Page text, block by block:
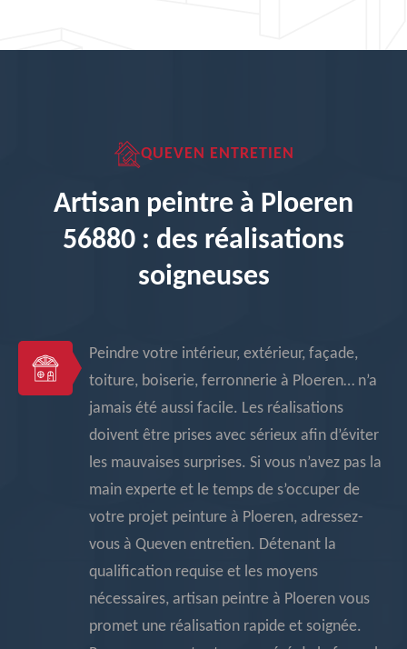
QUEVEN ENTRETIEN
Artisan peintre à Ploeren
56880 : des réalisations
soigneuses
Peindre votre intérieur, extérieur, façade,
toiture, boiserie, ferronnerie à Ploeren… n’a
jamais été aussi facile. Les réalisations
doivent être prises avec sérieux afin d’éviter
les mauvaises surprises. Si vous n’avez pas la
main experte et le temps de s’occuper de
votre projet peinture à Ploeren, adressez-
vous à Queven entretien. Détenant la
qualification requise et les moyens
nécessaires, artisan peintre à Ploeren vous
promet une réalisation rapide et soignée.